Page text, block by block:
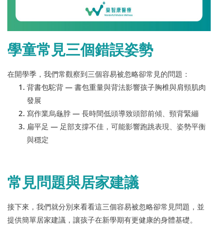
學童常見三個錯誤姿勢
在開學季，我們常觀察到三個容易被忽略卻常見的問題：
背書包駝背 — 書包重量與背法影響孩子胸椎與肩頸肌肉
發展
寫作業烏龜脖 — 長時間低頭導致頭部前傾、頸背緊繃
扁平足 — 足部支撐不佳，可能影響跑跳表現、姿勢平衡
與穩定
常見問題與居家建議
接下來，我們就分別來看看這三個容易被忽略卻常見問題，並
提供簡單居家建議，讓孩子在新學期有更健康的身體基礎。